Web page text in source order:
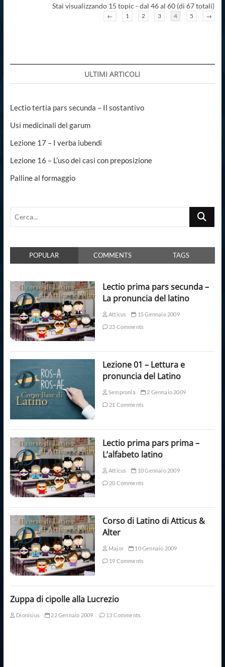
Stai visualizzando 15 topic - dal 46 al 60 (di 67 totali)
← 1 2 3 4 5 →
ULTIMI ARTICOLI
Lectio tertia pars secunda – Il sostantivo
Usi medicinali del garum
Lezione 17 – I verba iubendi
Lezione 16 – L’uso dei casi con preposizione
Palline al formaggio
Cerca...
POPULAR COMMENTS TAGS
Lectio prima pars secunda –
La pronuncia del latino
Atticus
15 Gennaio 2009
23 Comments
Lezione 01 – Lettura e
pronuncia del Latino
Sempronia
2 Gennaio 2009
21 Comments
Lectio prima pars prima –
L’alfabeto latino
Atticus
10 Gennaio 2009
20 Comments
Corso di Latino di Atticus &
Alter
Major
10 Gennaio 2009
19 Comments
Zuppa di cipolle alla Lucrezio
Dionisius 22 Gennaio 2009 13 Comments